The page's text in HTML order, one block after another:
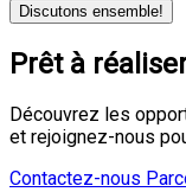
Discutons ensemble!
Prêt à
Découvrez les
et rejoignez-nous
Contactez-nous